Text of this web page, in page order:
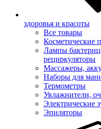
здоровья и красоты
Все товары
Косметические
Лампы
рециркуляторы
Массажеры,
Наборы для
Термометры
Увлажнители,
Электрические
Эпиляторы